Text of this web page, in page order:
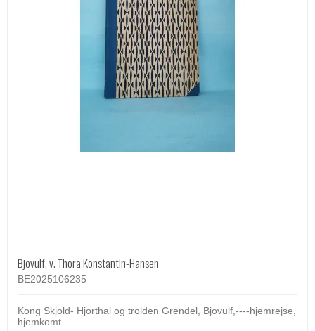
Bjovulf, v. Thora Konstantin-Hansen
BE2025106235
Kong Skjold- Hjorthal og trolden Grendel, Bjovulf,----hjemrejse,
hjemkomt